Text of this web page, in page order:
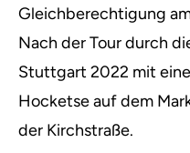
Gleichberechtigung
Nach der Tour durch
Stuttgart 2022 mit
Hocketse auf dem
der Kirchstraße.